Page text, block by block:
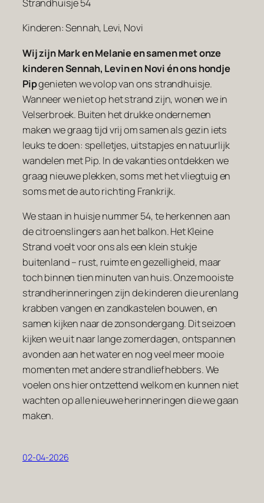
Strandhuisje 54
Kinderen: Sennah, Levi, Novi
Wij zijn Mark en Melanie en samen met onze
kinderen Sennah, Levin en Novi én ons hondje
Pipgenieten we volop van ons strandhuisje.
Wanneer we niet op het strand zijn, wonen we in
Velserbroek. Buiten het drukke ondernemen
maken we graag tijd vrij om samen als gezin iets
leuks te doen: spelletjes, uitstapjes en natuurlijk
wandelen met Pip. In de vakanties ontdekken we
graag nieuwe plekken, soms met het vliegtuig en
soms met de auto richting Frankrijk.
We staan in huisje nummer 54, te herkennen aan
de citroenslingers aan het balkon. Het Kleine
Strand voelt voor ons als een klein stukje
buitenland – rust, ruimte en gezelligheid, maar
toch binnen tien minuten van huis. Onze mooiste
strandherinneringen zijn de kinderen die urenlang
krabben vangen en zandkastelen bouwen, en
samen kijken naar de zonsondergang. Dit seizoen
kijken we uit naar lange zomerdagen, ontspannen
avonden aan het water en nog veel meer mooie
momenten met andere strandliefhebbers. We
voelen ons hier ontzettend welkom en kunnen niet
wachten op alle nieuwe herinneringen die we gaan
maken.
02-04-2026